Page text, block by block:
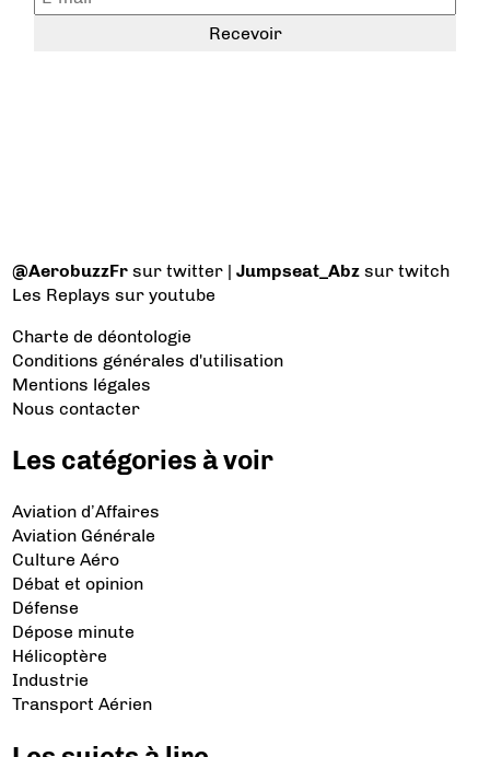
@AerobuzzFr sur twitter |Jumpseat_Abz sur twitch
Les Replays sur youtube
Charte de déontologie
Conditions générales d'utilisation
Mentions légales
Nous contacter
Les catégories à voir
Aviation d’Affaires
Aviation Générale
Culture Aéro
Débat et opinion
Défense
Dépose minute
Hélicoptère
Industrie
Transport Aérien